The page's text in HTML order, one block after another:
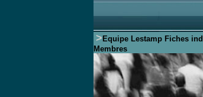
> Equipe Lestamp Fiches
Membres